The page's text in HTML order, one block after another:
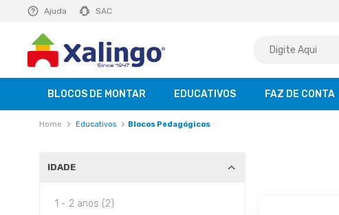
Ajuda SAC
R$ 129,99 saiba mais
BLOCOS DE MONTAR EDUCATIVOS FAZ DE CONTA
Educativos Blocos Pedagógicos
IDADE
1 - 2 anos (2)